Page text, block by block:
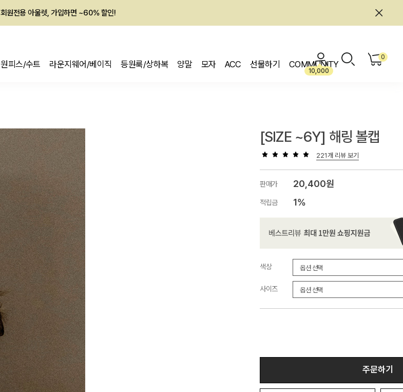
회원전용 아울렛, 가입하면 ~60% 할인!
원피스/수트 라운지웨어/베이직 등원룩/상하복 양말 모자 ACC 선물하기 COMMUNITY
10,000
0
[SIZE ~6Y] 해링 볼캡
221개 리뷰 보기
판매가 20,400원
적립금 1%
색상
사이즈
주문하기